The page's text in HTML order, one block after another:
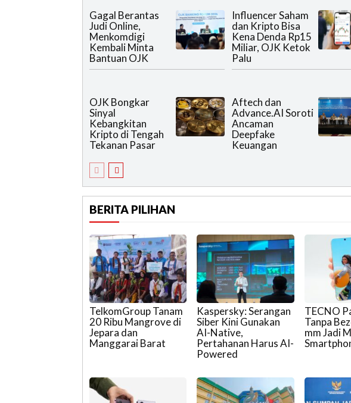
Gagal Berantas
Judi Online,
Menkomdigi
Kembali Minta
Bantuan OJK
Influencer Saham
dan Kripto Bisa
Kena Denda Rp15
Miliar, OJK Ketok
Palu
OJK Bongkar
Sinyal
Kebangkitan
Kripto di Tengah
Tekanan Pasar
Aftech dan
Advance.AI Soroti
Ancaman
Deepfake
Keuangan
BERITA PILIHAN
TelkomGroup Tanam
20 Ribu Mangrove di
Jepara dan
Manggarai Barat
Kaspersky: Serangan
Siber Kini Gunakan
AI-Native,
Pertahanan Harus AI-
Powered
TECNO
Tanpa
mm Jadi